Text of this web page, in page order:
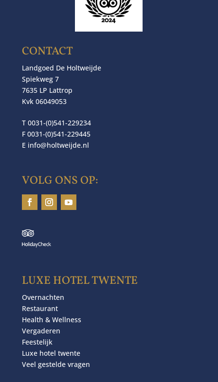
CONTACT
Landgoed De Holtweijde
Spiekweg 7
7635 LP Lattrop
Kvk 06049053
T 0031-(0)541-229234
F 0031-(0)541-229445
E info@holtweijde.nl
VOLG ONS OP:
LUXE HOTEL TWENTE
Overnachten
Restaurant
Health & Wellness
Vergaderen
Feestelijk
Luxe hotel twente
Veel gestelde vragen